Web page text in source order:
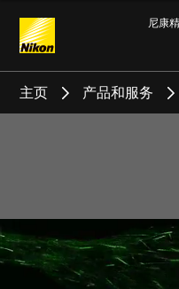
尼康
Search keyword(s)
主页 产品和服务